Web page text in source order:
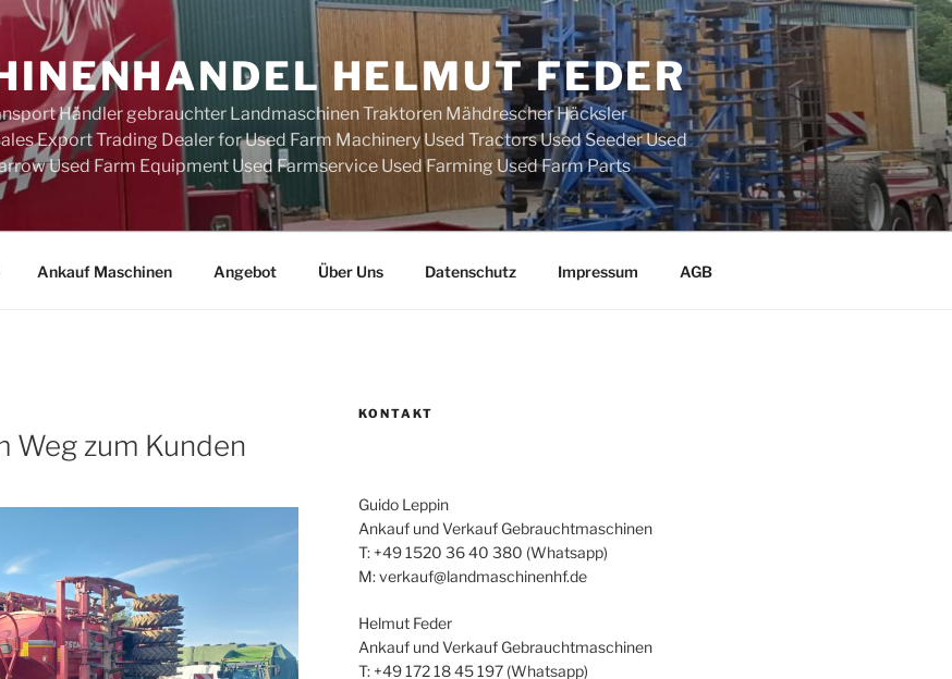
HELMUT FEDER
Händler gebrauchter Landmaschinen Traktoren Mähdrescher Häcksler
Export Trading Dealer for Used Farm Machinery Used Tractors Used Seeder Used
Used Farm Equipment Used Farmservice Used Farming Used Farm Parts
Ankauf Maschinen Angebot Über Uns Datenschutz Impressum AGB
Weg zum Kunden
KONTAKT
Guido Leppin
Ankauf und Verkauf Gebrauchtmaschinen
T: +49 1520 36 40 380 (Whatsapp)
M: verkauf@landmaschinenhf.de
Helmut Feder
Ankauf und Verkauf Gebrauchtmaschinen
T: +49 172 18 45 197 (Whatsapp)